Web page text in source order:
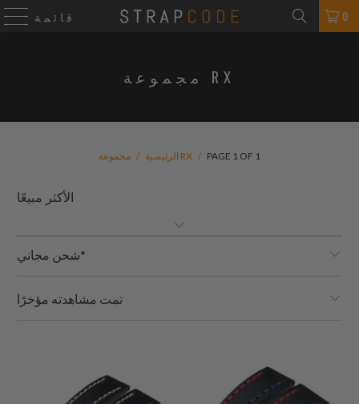
قائمة 0
مجموعة RX
الرئيسية / مجموعة RX / PAGE 1 OF 1
شحن مجاني*
تمت مشاهدته مؤخرًا